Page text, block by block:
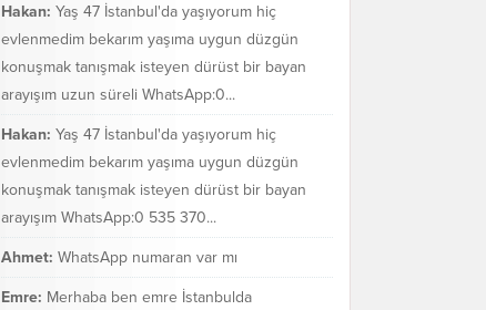
Hakan: Yaş 47 İstanbul'da yaşıyorum hiç
evlenmedim bekarım yaşıma uygun düzgün
konuşmak tanışmak isteyen dürüst bir bayan
arayışım uzun süreli WhatsApp:0...
Hakan: Yaş 47 İstanbul'da yaşıyorum hiç
evlenmedim bekarım yaşıma uygun düzgün
konuşmak tanışmak isteyen dürüst bir bayan
arayışım WhatsApp:0 535 370...
Ahmet: WhatsApp numaran var mı
Emre: Merhaba ben emre İstanbulda